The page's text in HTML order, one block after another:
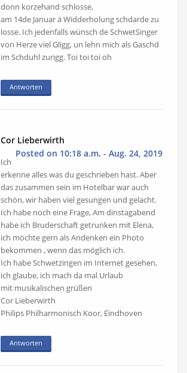
donn korzehand schlosse,
am 14de Januar ä Widderholung schdarde zu
losse. Ich jedenfalls wünsch de SchwetSinger
von Herze viel Gligg, un lehn mich als Gaschd
im Schduhl zurigg. Toi toi toi oh
Antworten
Cor Lieberwirth
Posted on 10:18 a.m. - Aug. 24, 2019
Ich
erkenne alles was du geschrieben hast. Aber
das zusammen sein im Hotelbar war auch
schön, wir haben viel gesungen und gelacht.
Ich habe noch eine Frage, Am dinstagabend
habe ich Bruderschaft getrunken mit Elena,
ich möchte gern als Andenken ein Photo
bekommen , wenn das möglich ich.
Ich habe Schwetzingen im Internet gesehen,
ich glaube, ich mach da mal Urlaub
mit musikalischen grüßen
Cor Lieberwirth
Philips Philharmonisch Koor, Eindhoven
Antworten